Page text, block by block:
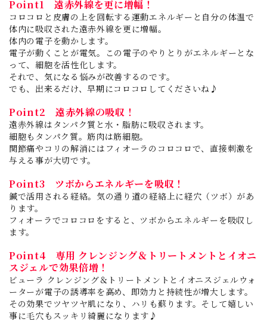
Point1 遠赤外線を更に増幅！
コロコロと皮膚の上を回転する運動エネルギーと自分の体温で
体内に吸収された遠赤外線を更に増幅。
体内の電子を動かします。
電子が動くことが電気。この電子のやりとりがエネルギーとな
って、細胞を活性化します。
それで、気になる悩みが改善するのです。
でも、出来るだけ、早期にコロコロしてくださいね♪
Point2 遠赤外線の吸収！
遠赤外線はタンパク質と水・脂肪に吸収されます。
細胞もタンパク質。筋肉は筋細胞。
関節痛やコリの解消にはフィオーラのコロコロで、直接刺激を
与える事が大切です。
Point3 ツボからエネルギーを吸収！
鍼で活用される経絡。気の通り道の経絡上に経穴（ツボ）があ
ります。
フィオーラでコロコロをすると、ツボからエネルギーを吸収し
ます。
Point4 専用 クレンジング＆トリートメントとイオニ
スジェルで効果倍増！
ビューラ クレンジング＆トリートメントとイオニスジェルウォ
ーターが電子の誘導率を高め、即効力と持続性が増大します。
その効果でツヤツヤ肌になり、ハリも蘇ります。そして嬉しい
事に毛穴もスッキリ綺麗になります♪